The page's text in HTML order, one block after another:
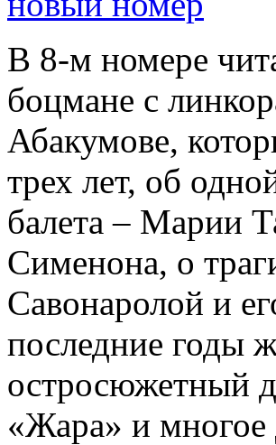
В 8-м номере
боцмане с
Абакумове,
трех лет, об
балета – Марии
Сименона, о
Савонаролой и
последние годы
остросюжетный
«Жара» и многое